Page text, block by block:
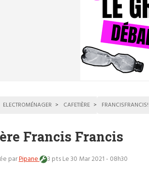
ELECTROMÉNAGER CAFETIÈRE FRANCISFRANCIS!
Francis Francis
parPipane 3 ptsLe 30 Mar 2021 - 08h30